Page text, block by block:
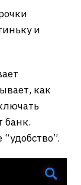
и
как
банк.